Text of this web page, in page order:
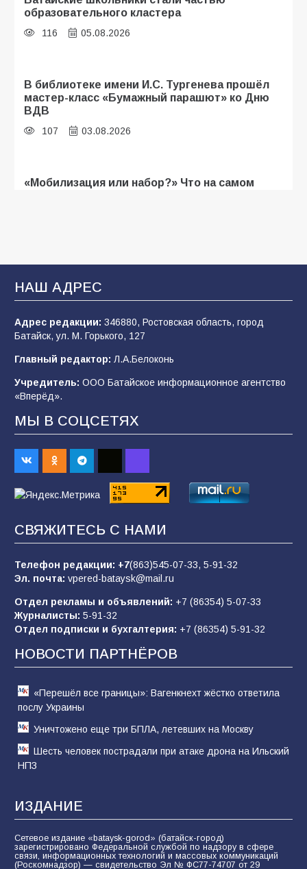
образовательного кластера
116 05.08.2026
В библиотеке имени И.С. Тургенева прошёл
мастер-класс «Бумажный парашют» ко Дню
ВДВ
107 03.08.2026
«Мобилизация или набор?» Что на самом
В Батайске продолжаются дорожные работы
104 04.08.2026
после выборов: в Госдуме дали ответ
103 06.08.2026
В детском саду № 35 дети освоили
строительные профессии в ходе
спортивного праздника
07.08.2026
«Слухами Москву не возьмёшь»: почему
заявления Киева о мобилизации — это
отчаяние, а не разведка
83 02.08.2026
Командовал боем до последнего: герой
60 05.08.2026
НАШ АДРЕС
Адрес редакции: 346880, Ростовская область, город
Батайск, ул. М. Горького, 127
Главный редактор: Л.А.Белоконь
Учредитель: ООО Батайское информационное агентство
«Вперёд».
МЫ В СОЦСЕТЯХ
СВЯЖИТЕСЬ С НАМИ
Телефон редакции: +7(863)545-07-33, 5-91-32
Эл. почта: vpered-bataysk@mail.ru
Отдел рекламы и объявлений: +7 (86354) 5-07-33
Журналисты: 5-91-32
Отдел подписки и бухгалтерия: +7 (86354) 5-91-32
НОВОСТИ ПАРТНЁРОВ
«Перешёл все границы»: Вагенкнехт жёстко ответила
послу Украины
Уничтожено еще три БПЛА, летевших на Москву
Шесть человек пострадали при атаке дрона на Ильский
НПЗ
ИЗДАНИЕ
Сетевое издание «bataysk-gorod» (батайск-город)
зарегистрировано Федеральной службой по надзору в сфере
связи, информационных технологий и массовых коммуникаций
(Роскомнадзор) — свидетельство Эл № ФС77-74707 от 29